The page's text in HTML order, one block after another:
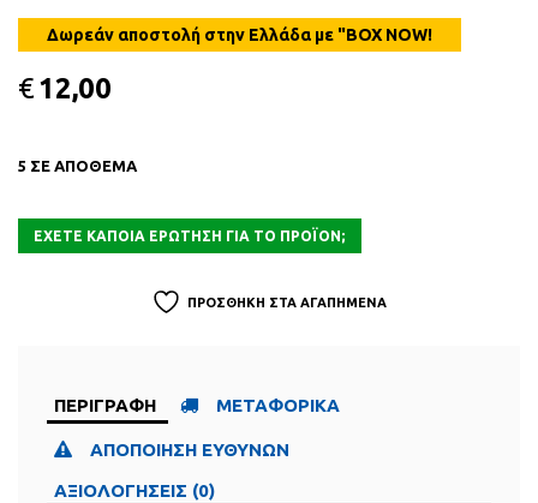
€12,00
5 ΣΕ ΑΠΟΘΕΜΑ
ΠΡΟΣΘΗΚΗ ΣΤΑ ΑΓΑΠΗΜΕΝΑ
ΠΕΡΙΓΡΑΦΗ ΜΕΤΑΦΟΡΙΚΑ
ΑΠΟΠΟΙΗΣΗ ΕΥΘΥΝΩΝ
ΑΞΙΟΛΟΓΗΣΕΙΣ (0)